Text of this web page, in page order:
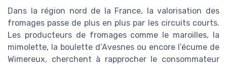
Dans la région nord de la France, la valorisation des
fromages passe de plus en plus par les circuits courts.
Les producteurs de fromages comme le maroilles, la
mimolette, la boulette d’Avesnes ou encore l’écume de
Wimereux, cherchent à rapprocher le consommateur